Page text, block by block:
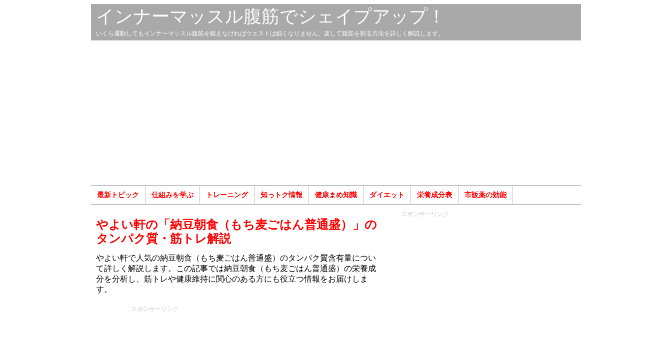
インナーマッスル腹筋でシェイプアップ！
いくら運動してもインナーマッスル腹筋を鍛えなければウエストは細くなりません。楽して腹筋を割る方法を詳しく解説します。
最新トピック 仕組みを学ぶ トレーニング 知っトク情報 健康まめ知識 ダイエット 栄養成分表 市販薬の効能
やよい軒の「納豆朝食（もち⻨ごはん普通盛）」の
タンパク質・筋トレ解説
やよい軒で人気の納豆朝食（もち⻨ごはん普通盛）のタンパク質含有量につい
て詳しく解説します。この記事では納豆朝食（もち⻨ごはん普通盛）の栄養成
分を分析し、筋トレや健康維持に関心のある方にも役立つ情報をお届けしま
す。
スポンサーリンク
スポンサーリンク